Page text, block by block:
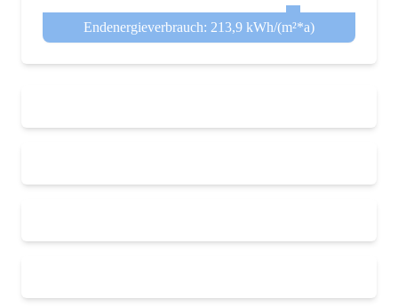
Endenergieverbrauch: 213,9 kWh/(m²*a)